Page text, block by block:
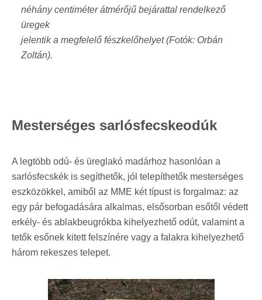
néhány centiméter átmérőjű bejárattal rendelkező
üregek
jelentik a megfelelő fészkelőhelyet (Fotók: Orbán
Zoltán).
Mesterséges sarlósfecskeodúk
A legtöbb odú- és üreglakó madárhoz hasonlóan a
sarlósfecskék is segíthetők, jól telepíthetők mesterséges
eszközökkel, amiből az MME két típust is forgalmaz: az
egy pár befogadására alkalmas, elsősorban esőtől védett
erkély- és ablakbeugrókba kihelyezhető odút, valamint a
tetők esőnek kitett felszínére vagy a falakra kihelyezhető
három rekeszes telepet.